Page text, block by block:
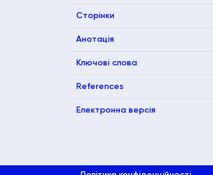
Сторінки
Анотація
Ключові слова
References
Електронна версія